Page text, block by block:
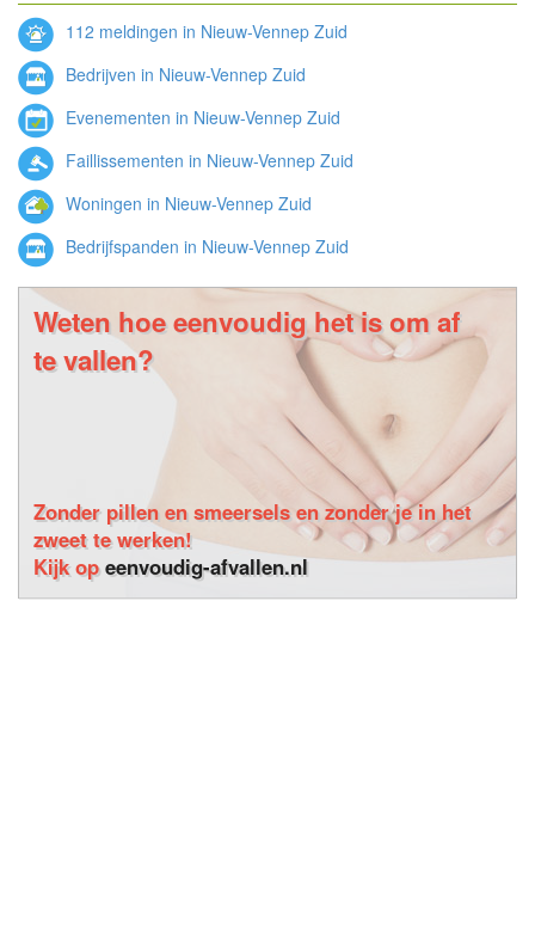
112 meldingen in Nieuw-Vennep Zuid
Bedrijven in Nieuw-Vennep Zuid
Evenementen in Nieuw-Vennep Zuid
Faillissementen in Nieuw-Vennep Zuid
Woningen in Nieuw-Vennep Zuid
Bedrijfspanden in Nieuw-Vennep Zuid
Weten hoe eenvoudig het is om af
te vallen?
Zonder pillen en smeersels en zonder je in het
zweet te werken!
Kijk opeenvoudig-afvallen.nl